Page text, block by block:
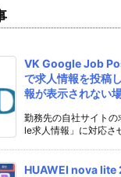
VK Google Job
で求人情報を投稿
報が表示されない
勤務先の自社サイト
le求人情報」に対応さ
HUAWEI nova